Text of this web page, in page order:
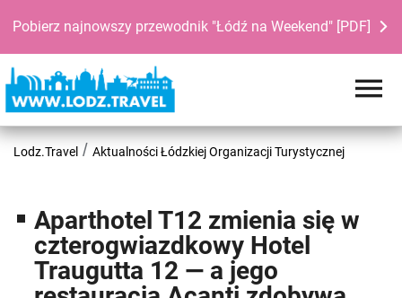
Pobierz najnowszy przewodnik "Łódź na Weekend" [PDF]
Lodz.Travel Aktualności Łódzkiej Organizacji Turystycznej
Aparthotel T12 zmienia się w
czterogwiazdkowy Hotel
Traugutta 12 — a jego